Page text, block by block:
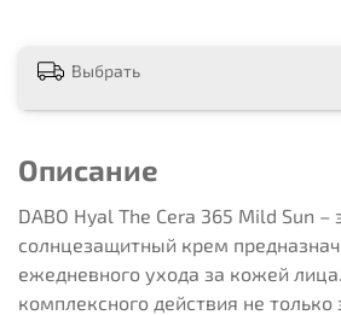
Выбрать
Описание
DABO Hyal The Cera 365 Mild Sun –
солнцезащитный крем
ежедневного ухода за кожей
комплексного действия не